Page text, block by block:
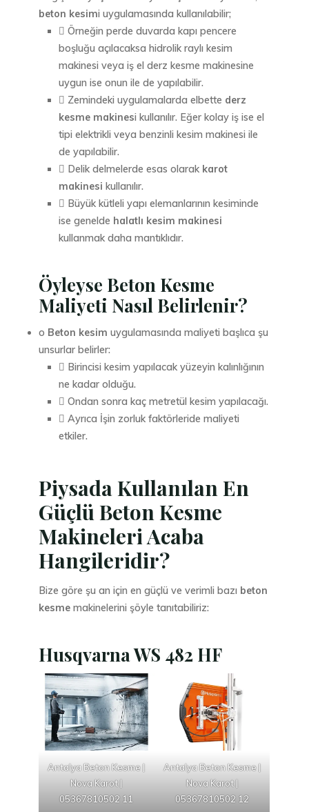
beton kesimi uygulamasında kullanılabilir;
 Örneğin perde duvarda kapı pencere
boşluğu açılacaksa hidrolik raylı kesim
makinesi veya iş el derz kesme makinesine
uygun ise onun ile de yapılabilir.
 Zemindeki uygulamalarda elbette derz
kesme makinesi kullanılır. Eğer kolay iş ise el
tipi elektrikli veya benzinli kesim makinesi ile
de yapılabilir.
 Delik delmelerde esas olarak karot
makinesi kullanılır.
 Büyük kütleli yapı elemanlarının kesiminde
ise genelde halatlı kesim makinesi
kullanmak daha mantıklıdır.
Öyleyse Beton Kesme
Maliyeti Nasıl Belirlenir?
o Beton kesim uygulamasında maliyeti başlıca şu
unsurlar belirler:
 Birincisi kesim yapılacak yüzeyin kalınlığının
ne kadar olduğu.
 Ondan sonra kaç metretül kesim yapılacağı.
 Ayrıca İşin zorluk faktörleride maliyeti
etkiler.
Piysada Kullanılan En
Güçlü Beton Kesme
Makineleri Acaba
Hangileridir?
Bize göre şu an için en güçlü ve verimli bazı beton
kesme makinelerini şöyle tanıtabiliriz:
Husqvarna WS 482 HF
Antalya Beton Kesme |
Nova Karot |
05367810502 11
Antalya Beton Kesme |
Nova Karot |
05367810502 12